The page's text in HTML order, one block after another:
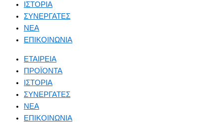
ΙΣΤΟΡΙΑ
ΣΥΝΕΡΓΑΤΕΣ
NEA
ΕΠΙΚΟΙΝΩΝΙΑ
ΕΤΑΙΡΕΙΑ
ΠΡΟΪΟΝΤΑ
ΙΣΤΟΡΙΑ
ΣΥΝΕΡΓΑΤΕΣ
NEA
ΕΠΙΚΟΙΝΩΝΙΑ